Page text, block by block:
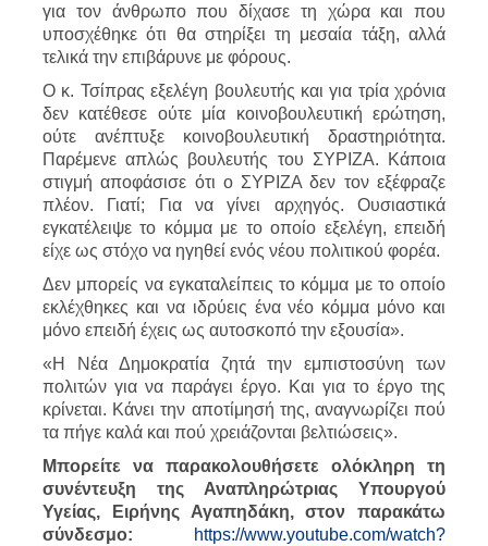
για τον άνθρωπο που δίχασε τη χώρα και που
υποσχέθηκε ότι θα στηρίξει τη μεσαία τάξη, αλλά
τελικά την επιβάρυνε με φόρους.
Ο κ. Τσίπρας εξελέγη βουλευτής και για τρία χρόνια
δεν κατέθεσε ούτε μία κοινοβουλευτική ερώτηση,
ούτε ανέπτυξε κοινοβουλευτική δραστηριότητα.
Παρέμενε απλώς βουλευτής του ΣΥΡΙΖΑ. Κάποια
στιγμή αποφάσισε ότι ο ΣΥΡΙΖΑ δεν τον εξέφραζε
πλέον. Γιατί; Για να γίνει αρχηγός. Ουσιαστικά
εγκατέλειψε το κόμμα με το οποίο εξελέγη, επειδή
είχε ως στόχο να ηγηθεί ενός νέου πολιτικού φορέα.
Δεν μπορείς να εγκαταλείπεις το κόμμα με το οποίο
εκλέχθηκες και να ιδρύεις ένα νέο κόμμα μόνο και
μόνο επειδή έχεις ως αυτοσκοπό την εξουσία».
«Η Νέα Δημοκρατία ζητά την εμπιστοσύνη των
πολιτών για να παράγει έργο. Και για το έργο της
κρίνεται. Κάνει την αποτίμησή της, αναγνωρίζει πού
τα πήγε καλά και πού χρειάζονται βελτιώσεις».
Μπορείτε να παρακολουθήσετε ολόκληρη τη
συνέντευξη της Αναπληρώτριας Υπουργού
Υγείας, Ειρήνης Αγαπηδάκη, στον παρακάτω
σύνδεσμο:
https://www.youtube.com/watch?